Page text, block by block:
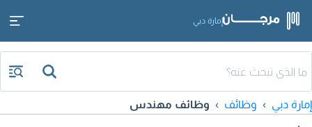
إمارة دبي
إمارة دبي وظائف وظائف مهندس